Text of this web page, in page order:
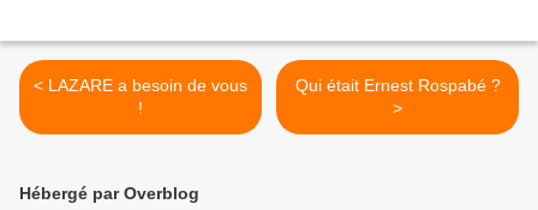
< LAZARE a besoin de vous
!
Qui était Ernest Rospabé ?
>
Hébergé par Overblog